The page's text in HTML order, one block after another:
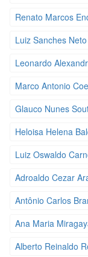
Renato Marcos
Luiz Sanches Neto
Leonardo
Marco Antonio
Glauco Nunes
Heloisa Helena
Luiz Oswaldo
Adroaldo Cezar
Antônio Carlos
Ana Maria
Alberto Reinaldo